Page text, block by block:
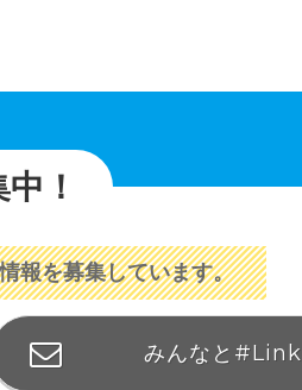
！
報を募集しています。
みんなと#Link